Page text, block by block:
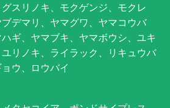
スリノキ、モクゲンジ、モクレ
デマリ、ヤマグワ、ヤマコウバ
ギ、ヤマブキ、ヤマボウシ、ユキ
リノキ、ライラック、リキュウバ
ウ、ロウバイ